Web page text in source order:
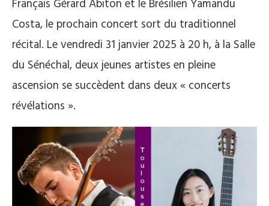
Français Gérard Abiton et le Brésilien Yamandu
Costa, le prochain concert sort du traditionnel
récital. Le vendredi 31 janvier 2025 à 20 h, à la Salle
du Sénéchal, deux jeunes artistes en pleine
ascension se succèdent dans deux « concerts
révélations ».